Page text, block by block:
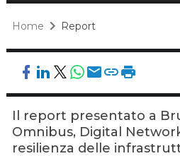
Home Report
Il report presentato a
Omnibus, Digital
resilienza delle